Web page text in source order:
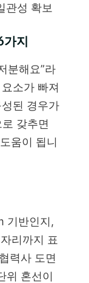
관성 확보
가지
분해요”라
소가 빠져
된 경우가
갖추면
움이 됩니
기반인지,
리까지 표
력사 도면
위 혼선이